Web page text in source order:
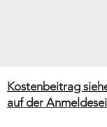
Kostenbeitrag
auf der